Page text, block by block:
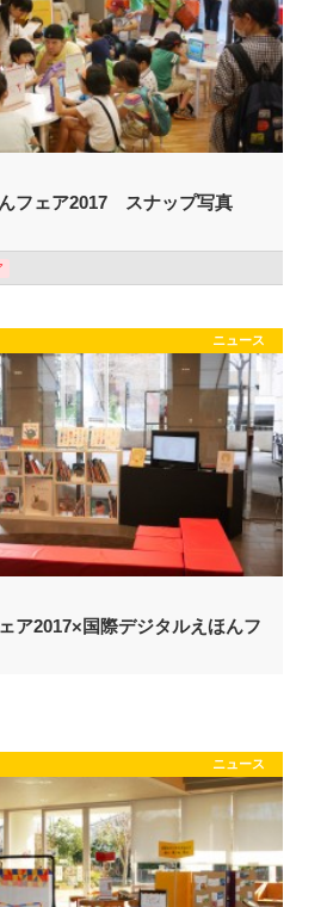
フェア2017 スナップ写真
ニュース
ア2017×国際デジタルえほんフ
ニュース